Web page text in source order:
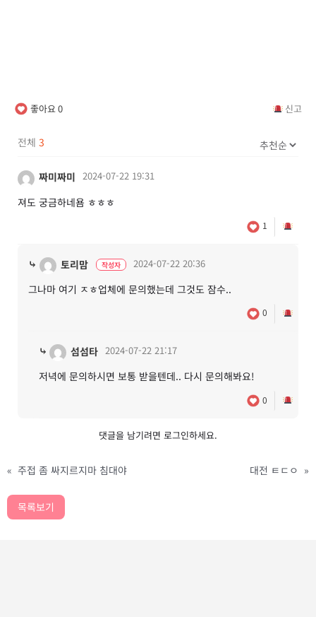
좋아요0 신고
전체 3
짜미짜미 2024-07-22 19:31
져도 궁금하네욤 ㅎㅎㅎ
1
⤷ 토리맘 작성자 2024-07-22 20:36
그나마 여기 ㅈㅎ업체에 문의했는데 그것도 잠수..
0
⤷ 섬섬타 2024-07-22 21:17
저녁에 문의하시면 보통 받을텐데.. 다시 문의해봐요!
0
댓글을 남기려면 로그인하세요.
« 주접 좀 싸지르지마 침대야 대전 ㅌㄷㅇ »
목록보기